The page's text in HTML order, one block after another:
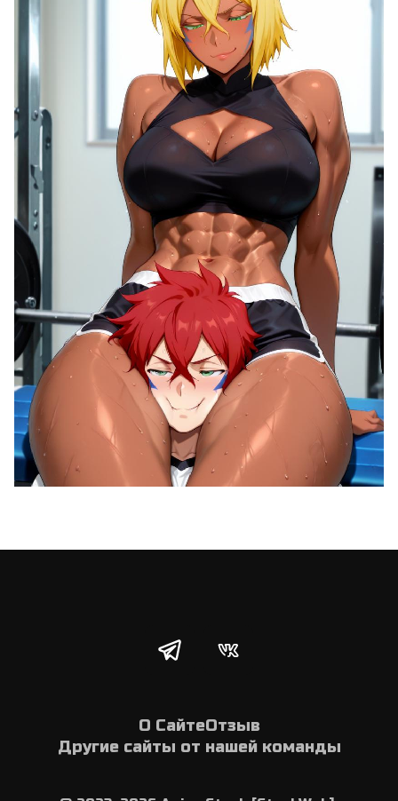
О СайтеОтзыв
Другие сайты от нашей команды